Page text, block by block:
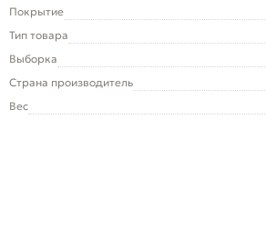
Покрытие
Тип товара
Выборка
Страна производитель
Вес